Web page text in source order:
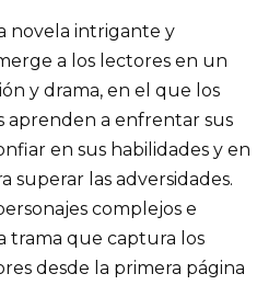
novela intrigante y
a los lectores en un
y drama, en el que los
aprenden a enfrentar sus
en sus habilidades y en
superar las adversidades.
complejos e
trama que captura los
desde la primera página